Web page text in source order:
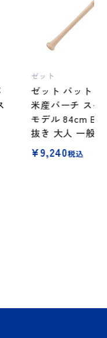
ゼット
ゼット バット
米産バーチ スペ
モデル 84cm
抜き 大人 一般
¥9,240税込